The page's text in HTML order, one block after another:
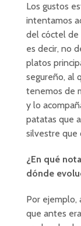
Los gustos
intentamos
del cóctel de
es decir, no
platos
segureño, al
tenemos de
y lo
patatas que
silvestre que
¿En qué
dónde
Por ejemplo,
que antes